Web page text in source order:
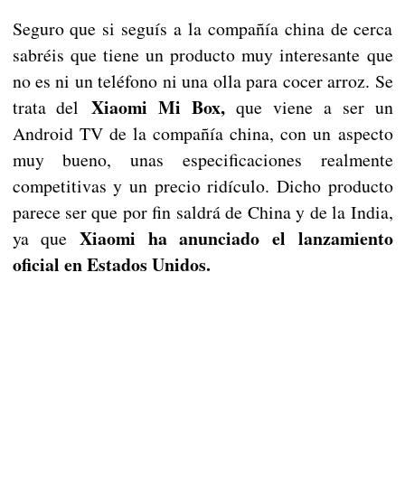
Seguro que si seguís a la compañía china de cerca
sabréis que tiene un producto muy interesante que
no es ni un teléfono ni una olla para cocer arroz. Se
trata del Xiaomi Mi Box, que viene a ser un
Android TV de la compañía china, con un aspecto
muy bueno, unas especificaciones realmente
competitivas y un precio ridículo. Dicho producto
parece ser que por fin saldrá de China y de la India,
ya que Xiaomi ha anunciado el lanzamiento
oficial en Estados Unidos.